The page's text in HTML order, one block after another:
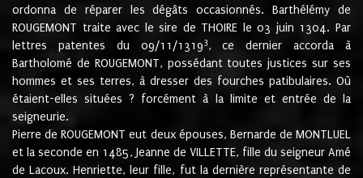
ordonna de réparer les dégâts occasionnés. Barthélémy de
ROUGEMONT traite avec le sire de THOIRE le 03 juin 1304. Par
lettres patentes du 09/11/13193, ce dernier accorda à
Bartholomé de ROUGEMONT, possédant toutes justices sur ses
hommes et ses terres, à dresser des fourches patibulaires. Où
étaient-elles situées ? forcément à la limite et entrée de la
seigneurie.
Pierre de ROUGEMONT eut deux épouses, Bernarde de MONTLUEL
et la seconde en 1485, Jeanne de VILLETTE, fille du seigneur Amé
de Lacoux. Henriette, leur fille, fut la dernière représentante de